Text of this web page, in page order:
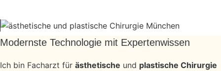
Modernste Technologie mit Expertenwissen
Ich bin Facharzt für ästhetische und plastische Chirurgie